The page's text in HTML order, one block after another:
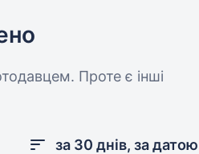
Проте є інші
за 30 днів, за датою